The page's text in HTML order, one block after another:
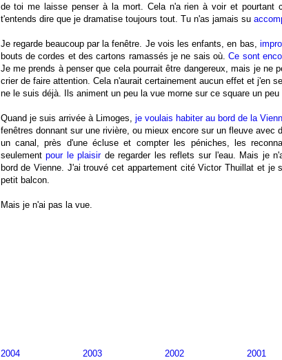
de toi me laisse penser à la mort. Cela n'a rien à voir et pourtant
t'entends dire que je dramatise toujours tout. Tu n'as jamais su
Je regarde beaucoup par la fenêtre. Je vois les enfants, en bas,
bouts de cordes et des cartons ramassés je ne sais où.Ce sont
Je me prends à penser que cela pourrait être dangereux, mais je ne
crier de faire attention. Cela n'aurait certainement aucun effet et j'en
ne le suis déjà. Ils animent un peu la vue morne sur ce square un peu
Quand je suis arrivée à Limoges, je voulais habiter au bord de la
fenêtres donnant sur une rivière, ou mieux encore sur un fleuve avec
un canal, près d'une écluse et compter les péniches, les
seulementpour le plaisirde regarder les reflets sur l'eau. Mais je
bord de Vienne. J'ai trouvé cet appartement cité Victor Thuillat et
petit balcon.
Mais je n'ai pas la vue.
2004 2003 2002 2001